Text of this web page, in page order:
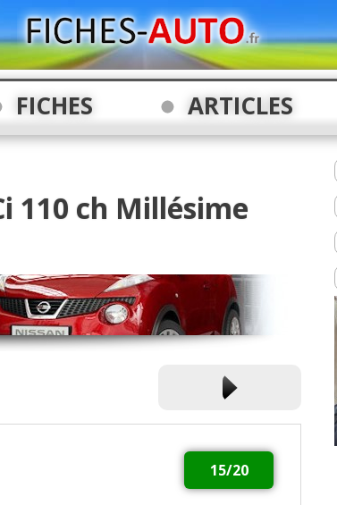
FICHES ARTICLES
110 ch Millésime
15/20